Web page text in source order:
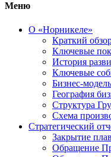
Меню
О «Норникеле»
Краткий
Ключевые
История
Ключевые
Бизнес-модель
География
Структура
Схема
Стратегический
Закрытие
Обращение